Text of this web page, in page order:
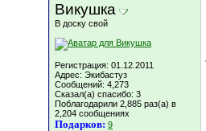
Викушка
В доску свой
Регистрация: 01.12.2011
Адрес: Экибастуз
Сообщений: 4,273
Сказал(а) спасибо: 3
Поблагодарили 2,885 раз(а) в
2,204 сообщениях
Подарков: 9